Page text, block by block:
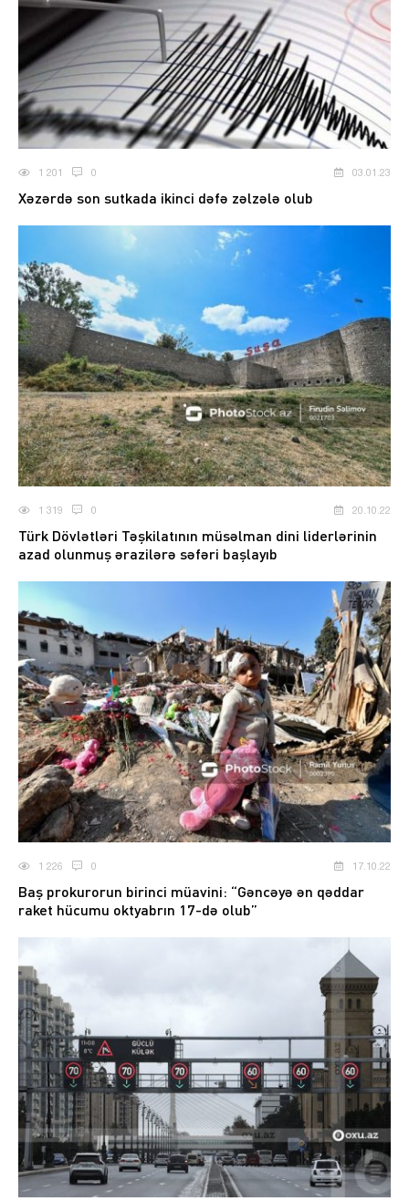
1 201 0 03.01.23
Xəzərdə son sutkada ikinci dəfə zəlzələ olub
1 319 0 20.10.22
Türk Dövlətləri Təşkilatının müsəlman dini liderlərinin
azad olunmuş ərazilərə səfəri başlayıb
1 226 0 17.10.22
Baş prokurorun birinci müavini: “Gəncəyə ən qəddar
raket hücumu oktyabrın 17-də olub”